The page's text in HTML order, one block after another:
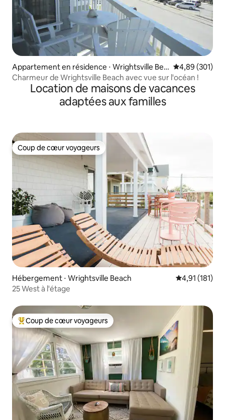
Appartement en résidence ⋅ Wrightsville Bea
ch
Évaluation
4,89 (301)
Charmeur de Wrightsville Beach avec vue sur l'océan !
Location de maisons de vacances
adaptées aux familles
Coup de cœur voyageurs
Coup de cœur voyageurs
Hébergement ⋅ Wrightsville Beach Évaluation
4,91 (181)
25 West à l'étage
Coups de cœur voyageurs les plus appréciés
Coup de cœur voyageurs